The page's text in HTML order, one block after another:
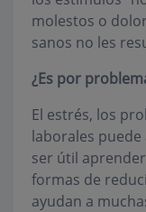
molestos o
sanos no les
¿Es por
El estrés, los
laborales
ser útil
formas de
ayudan a